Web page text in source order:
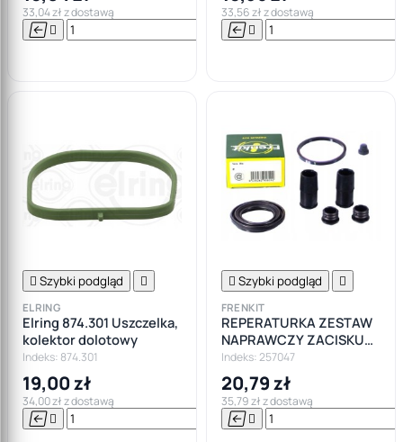
33,04 zł z dostawą
  

33,56 zł z dostawą
 
 Szybki podgląd 
ELRING
Elring 874.301 Uszczelka,
kolektor dolotowy
Indeks: 874.301
19,00 zł
34,00 zł z dostawą
  

 Szybki podgląd 
FRENKIT
REPERATURKA ZESTAW
NAPRAWCZY ZACISKU
57M BMW FORD OPEL
Indeks: 257047
20,79 zł
35,79 zł z dostawą
 